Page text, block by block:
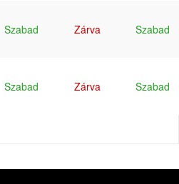
Szabad Zárva Szabad
Szabad Zárva Szabad